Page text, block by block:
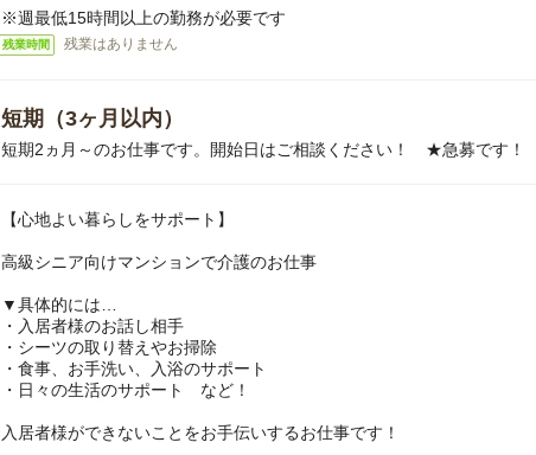
※週最低15時間以上の勤務が必要です
残業時間 残業はありません
短期（3ヶ月以内）
短期2ヵ月～のお仕事です。開始日はご相談ください！ ★急募です！
【心地よい暮らしをサポート】
高級シニア向けマンションで介護のお仕事
▼具体的には…
・入居者様のお話し相手
・シーツの取り替えやお掃除
・食事、お手洗い、入浴のサポート
・日々の生活のサポート など！
入居者様ができないことをお手伝いするお仕事です！